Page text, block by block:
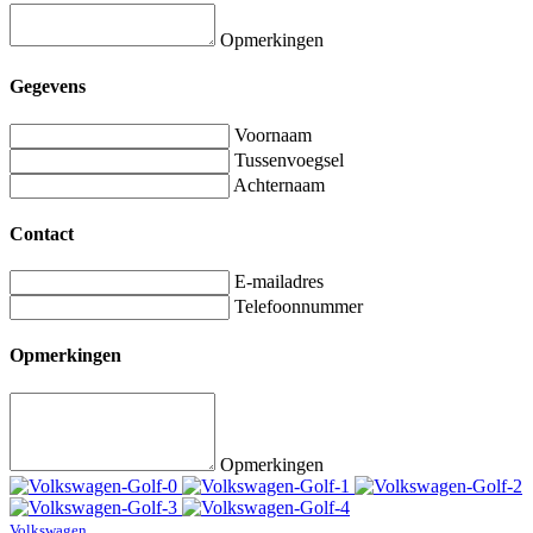
Opmerkingen
Gegevens
Voornaam
Tussenvoegsel
Achternaam
Contact
E-mailadres
Telefoonnummer
Opmerkingen
Opmerkingen